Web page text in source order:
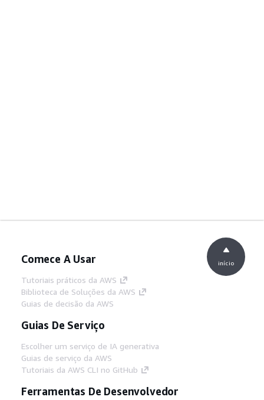
Comece A Usar
Tutoriais práticos da AWS
Biblioteca de Soluções da AWS
Guias de decisão da AWS
Guias De Serviço
Escolher um serviço de IA generativa
Guias de serviço da AWS
Tutoriais da AWS CLI no GitHub
Ferramentas De Desenvolvedor
início